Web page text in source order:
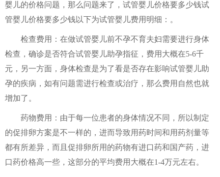
婴儿的价格问题，那么问题来了，试管婴儿价格要多少钱试
管婴儿价格要多少钱以下为试管婴儿费用明细：。
检查费用：在做试管婴儿前不孕不育夫妇需要进行身体
检查，确诊是否符合试管婴儿助孕指征，费用大概在5-6千
元，另一方面，身体检查是为了看是否存在影响试管婴儿助
孕的疾病，如有问题需进行检查或治疗，那么费用自然也就
增加了。
药物费用：由于每一位患者的身体情况不同，所以制定
的促排卵方案是不一样的，进而导致用药时间和用药剂量等
都有所差异，而且促排卵所用的药物有进口药和国产药，进
口药价格高一些，这部分的平均费用大概在1-4万元左右。